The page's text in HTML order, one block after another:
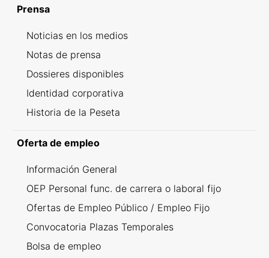
Prensa
Noticias en los medios
Notas de prensa
Dossieres disponibles
Identidad corporativa
Historia de la Peseta
Oferta de empleo
Información General
OEP Personal func. de carrera o laboral fijo
Ofertas de Empleo Público / Empleo Fijo
Convocatoria Plazas Temporales
Bolsa de empleo